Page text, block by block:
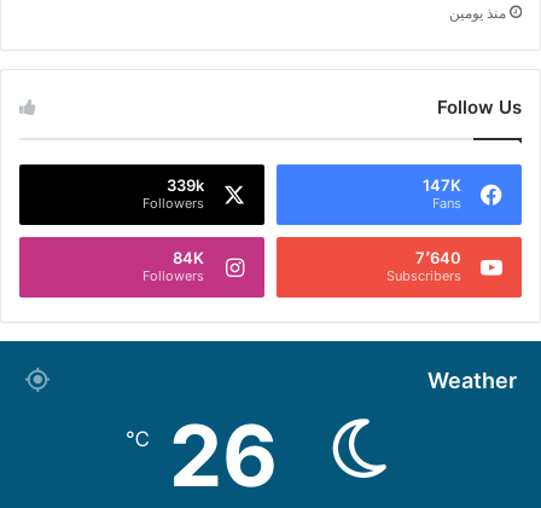
منذ يومين
Follow Us
147K
Fans
339k
Followers
7٬640
Subscribers
84K
Followers
Weather
26
℃